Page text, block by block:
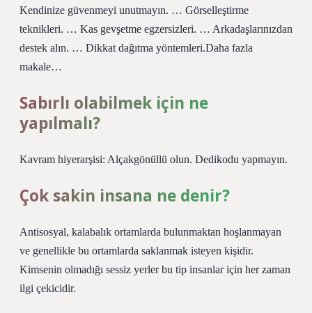
Kendinize güvenmeyi unutmayın. … Görselleştirme
teknikleri. … Kas gevşetme egzersizleri. … Arkadaşlarınızdan
destek alın. … Dikkat dağıtma yöntemleri.Daha fazla
makale…
Sabırlı olabilmek için ne
yapılmalı?
Kavram hiyerarşisi: Alçakgönüllü olun. Dedikodu yapmayın.
Çok sakin insana ne denir?
Antisosyal, kalabalık ortamlarda bulunmaktan hoşlanmayan
ve genellikle bu ortamlarda saklanmak isteyen kişidir.
Kimsenin olmadığı sessiz yerler bu tip insanlar için her zaman
ilgi çekicidir.